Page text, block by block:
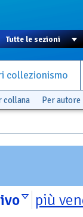
collezionismo
collana Per autore
più